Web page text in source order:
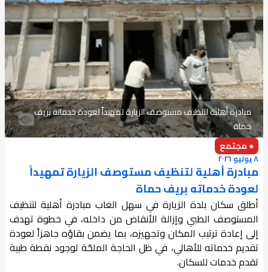
مبادرة أهلية لتنظيف مستوصف الزيارة تمهيداً لعودة خدماته بريف
حماة
● مجتمع
٨ يوليو ٢٠٢٦
مبادرة أهلية لتنظيف مستوصف الزيارة تمهيداً
لعودة خدماته بريف حماة
أطلق سكان بلدة الزيارة في سهل الغاب مبادرة أهلية لتنظيف
المستوصف الطبي وإزالة الأنقاض من داخله، في خطوة تهدف
إلى إعادة ترتيب المكان وتجهيزه، بما يضمن بقاؤه جاهزاً لعودة
تقديم خدماته للأهالي، في ظل الحاجة الملحّة لوجود نقطة طبية
تقدم خدمات للسكان.